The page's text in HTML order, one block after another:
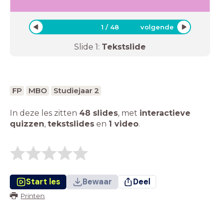
1 / 48 volgende
Slide 1: Tekstslide
FP MBO Studiejaar 2
In deze les zitten 48 slides, met interactieve
quizzen, tekstslides en 1 video.
Start les Bewaar Deel
Printen